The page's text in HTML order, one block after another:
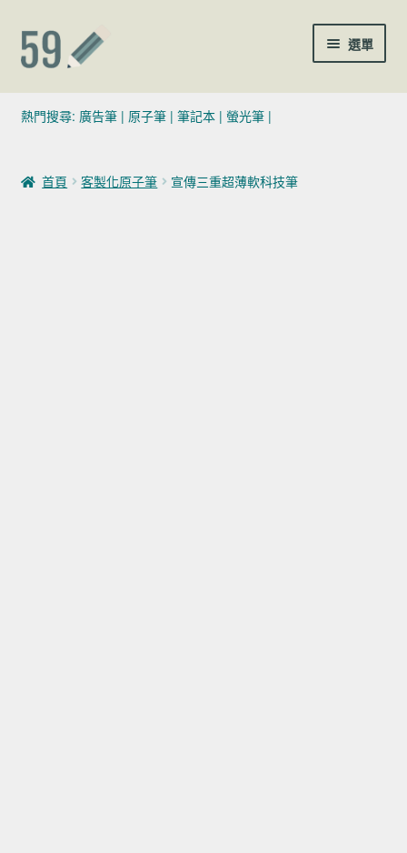
跳至導覽列
跳至主要內容 選單
(02)7729-4140
聯絡我們
熱門搜尋: 廣告筆| 原子筆| 筆記本| 螢光筆|
首頁 客製化原子筆 宣傳三重超薄軟科技筆